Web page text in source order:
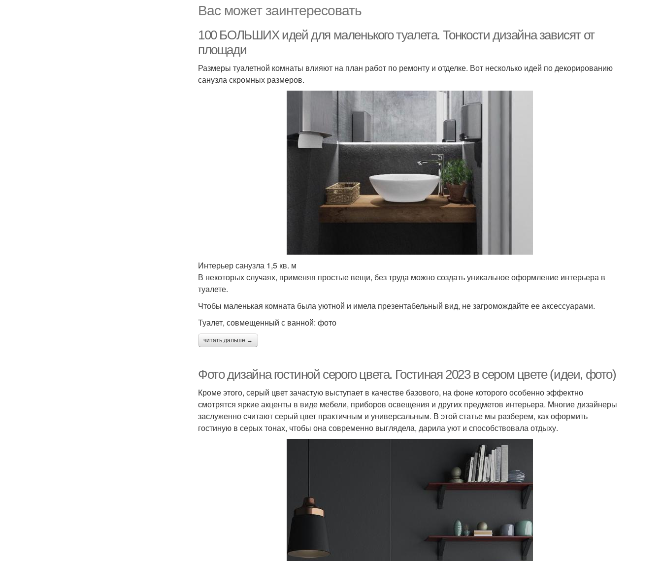
Вас может заинтересовать
100 БОЛЬШИХ идей для маленького туалета. Тонкости дизайна зависят от
площади
Размеры туалетной комнаты влияют на план работ по ремонту и отделке. Вот несколько идей по декорированию
санузла скромных размеров.
Интерьер санузла 1,5 кв. м
В некоторых случаях, применяя простые вещи, без труда можно создать уникальное оформление интерьера в
туалете.
Чтобы маленькая комната была уютной и имела презентабельный вид, не загромождайте ее аксессуарами.
Туалет, совмещенный с ванной: фото
читать дальше →
Фото дизайна гостиной серого цвета. Гостиная 2023 в сером цвете (идеи, фото)
Кроме этого, серый цвет зачастую выступает в качестве базового, на фоне которого особенно эффектно
смотрятся яркие акценты в виде мебели, приборов освещения и других предметов интерьера. Многие дизайнеры
заслуженно считают серый цвет практичным и универсальным. В этой статье мы разберем, как оформить
гостиную в серых тонах, чтобы она современно выглядела, дарила уют и способствовала отдыху.